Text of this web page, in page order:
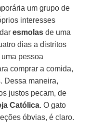
um grupo de
interesses
daresmolas de uma
dias a distritos
pessoa
comprar a comida,
Dessa maneira,
justos pecam, de
Católica. O gato
óbvias, é claro.